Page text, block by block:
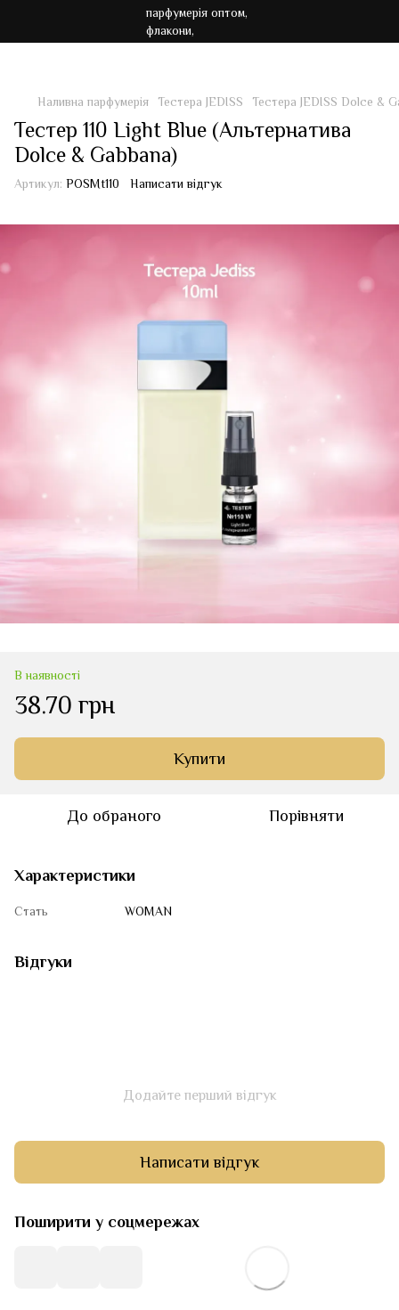
Наливна парфумерія Тестера JEDISS Тестера JEDISS Dolce &
Тестер 110 Light Blue (Альтернатива
Dolce & Gabbana)
Артикул: POSMt110 Написати відгук
В наявності
38.70 грн
Купити
До обраного Порівняти
Характеристики
Стать WOMAN
Відгуки
Додайте перший відгук
Написати відгук
Поширити у соцмережах